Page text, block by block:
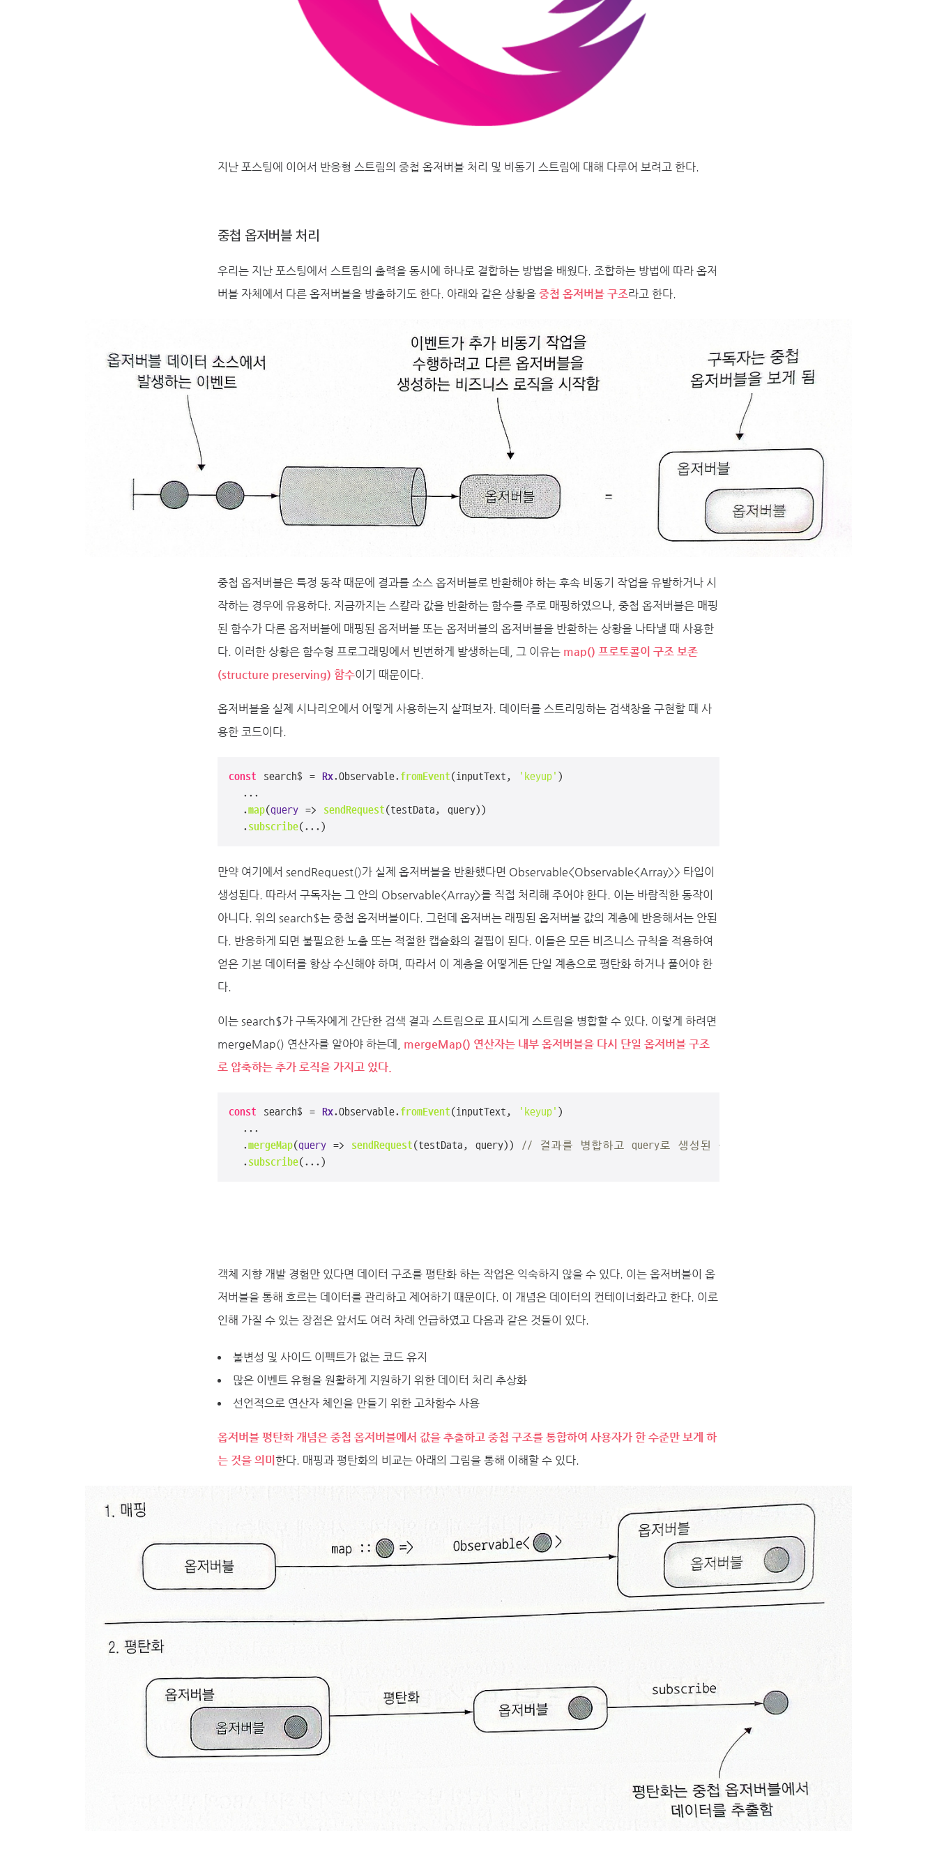
지난 포스팅에 이어서 반응형 스트림의 중첩 옵저버블 처리 및 비동기 스트림에 대해 다루어 보려고 한다.
중첩 옵저버블 처리
우리는 지난 포스팅에서 스트림의 출력을 동시에 하나로 결합하는 방법을 배웠다. 조합하는 방법에 따라 옵저
버블 자체에서 다른 옵저버블을 방출하기도 한다. 아래와 같은 상황을 중첩 옵저버블 구조라고 한다.
중첩 옵저버블은 특정 동작 때문에 결과를 소스 옵저버블로 반환해야 하는 후속 비동기 작업을 유발하거나 시
작하는 경우에 유용하다. 지금까지는 스칼라 값을 반환하는 함수를 주로 매핑하였으나, 중첩 옵저버블은 매핑
된 함수가 다른 옵저버블에 매핑된 옵저버블 또는 옵저버블의 옵저버블을 반환하는 상황을 나타낼 때 사용한
다. 이러한 상황은 함수형 프로그래밍에서 빈번하게 발생하는데, 그 이유는 map() 프로토콜이 구조 보존
(structure preserving) 함수이기 때문이다.
옵저버블을 실제 시나리오에서 어떻게 사용하는지 살펴보자. 데이터를 스트리밍하는 검색창을 구현할 때 사
용한 코드이다.
const search$ = Rx.Observable. fromEvent(inputText, 'keyup' )
  ...
  .
map(query => sendRequest(testData, query))
  .
subscribe(...)
만약 여기에서 sendRequest()가 실제 옵저버블을 반환했다면 Observable<Observable<Array>> 타입이
생성된다. 따라서 구독자는 그 안의 Observable<Array>를 직접 처리해 주어야 한다. 이는 바람직한 동작이
아니다. 위의 search$는 중첩 옵저버블이다. 그런데 옵저버는 래핑된 옵저버블 값의 계층에 반응해서는 안된
다. 반응하게 되면 불필요한 노출 또는 적절한 캡슐화의 결핍이 된다. 이들은 모든 비즈니스 규칙을 적용하여
얻은 기본 데이터를 항상 수신해야 하며, 따라서 이 계층을 어떻게든 단일 계층으로 평탄화 하거나 풀어야 한
다.
이는 search$가 구독자에게 간단한 검색 결과 스트림으로 표시되게 스트림을 병합할 수 있다. 이렇게 하려면
mergeMap() 연산자를 알아야 하는데, mergeMap() 연산자는 내부 옵저버블을 다시 단일 옵저버블 구조
로 압축하는 추가 로직을 가지고 있다.
const search$ = Rx.Observable. fromEvent(inputText, 'keyup' )
  ...
  .
mergeMap(query => sendRequest(testData, query)) // 결과를 병합하고 query로 생성된 옵저버블 값으로 전환한다.
  .
subscribe(...)
객체 지향 개발 경험만 있다면 데이터 구조를 평탄화 하는 작업은 익숙하지 않을 수 있다. 이는 옵저버블이 옵
저버블을 통해 흐르는 데이터를 관리하고 제어하기 때문이다. 이 개념은 데이터의 컨테이너화라고 한다. 이로
인해 가질 수 있는 장점은 앞서도 여러 차례 언급하였고 다음과 같은 것들이 있다.
불변성 및 사이드 이펙트가 없는 코드 유지
많은 이벤트 유형을 원활하게 지원하기 위한 데이터 처리 추상화
선언적으로 연산자 체인을 만들기 위한 고차함수 사용
옵저버블 평탄화 개념은 중첩 옵저버블에서 값을 추출하고 중첩 구조를 통합하여 사용자가 한 수준만 보게 하
는 것을 의미 한다. 매핑과 평탄화의 비교는 아래의 그림을 통해 이해할 수 있다.